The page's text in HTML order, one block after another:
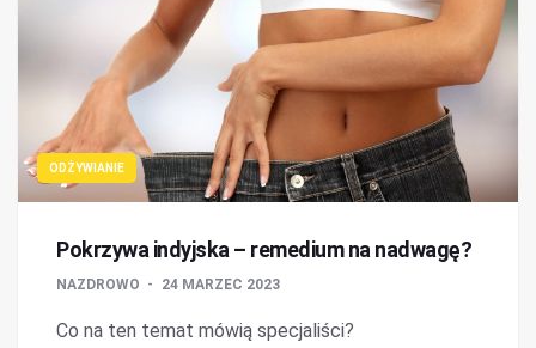
ODŻYWIANIE
Pokrzywa indyjska – remedium na nadwagę?
NAZDROWO 24 MARZEC 2023
Co na ten temat mówią specjaliści?